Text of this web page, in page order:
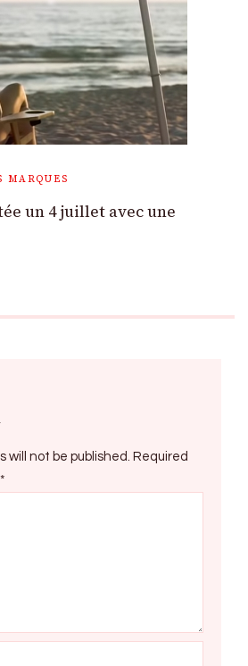
MARQUES
un 4 juillet avec une
will not be published. Required
*